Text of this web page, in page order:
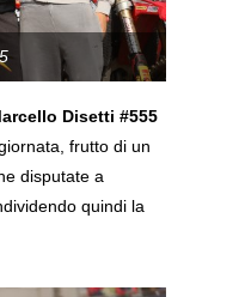
Disetti #555
frutto di un
disputate a
quindi la